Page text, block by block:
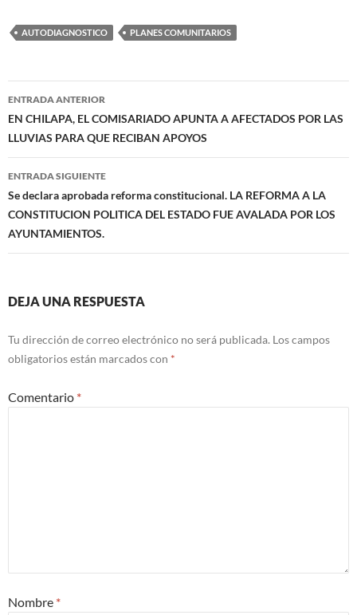
AUTODIAGNOSTICO PLANES COMUNITARIOS
Navegación
de
entradas
ENTRADA ANTERIOR
EN CHILAPA, EL COMISARIADO APUNTA A AFECTADOS POR LAS
LLUVIAS PARA QUE RECIBAN APOYOS
ENTRADA SIGUIENTE
Se declara aprobada reforma constitucional. LA REFORMA A LA
CONSTITUCION POLITICA DEL ESTADO FUE AVALADA POR LOS
AYUNTAMIENTOS.
DEJA UNA RESPUESTA
Tu dirección de correo electrónico no será publicada. Los campos
obligatorios están marcados con *
Comentario *
Nombre *